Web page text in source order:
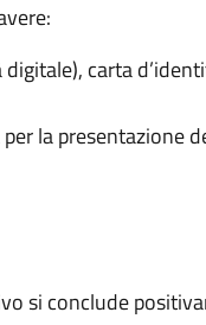
carta
la presentazione
si conclude